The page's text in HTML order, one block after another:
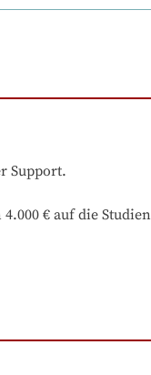
Support.
€ auf die